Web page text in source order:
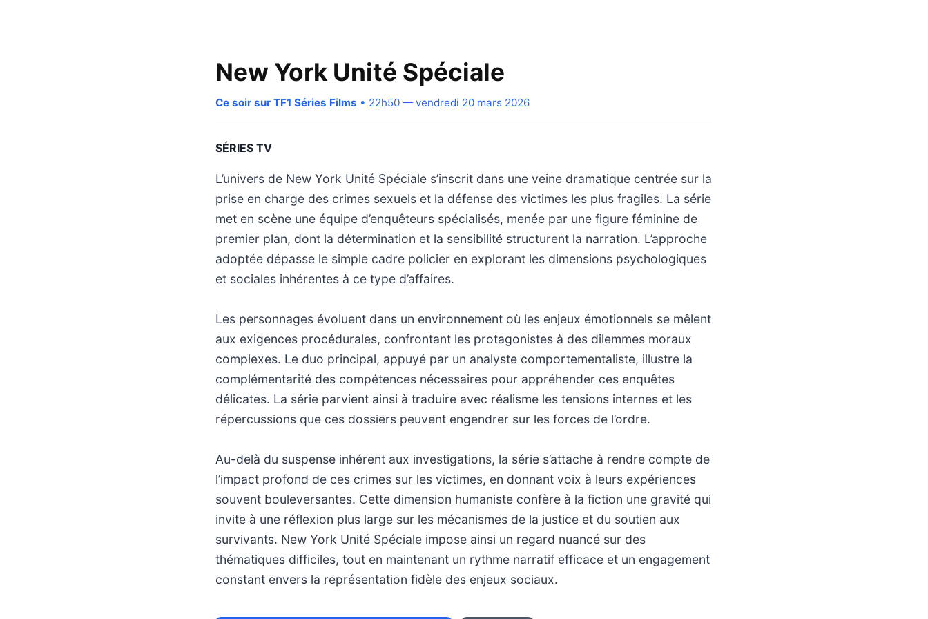
New York Unité Spéciale
Ce soir sur TF1 Séries Films • 22h50 — vendredi 20 mars 2026
SÉRIES TV
L’univers de New York Unité Spéciale s’inscrit dans une veine dramatique centrée sur la
prise en charge des crimes sexuels et la défense des victimes les plus fragiles. La série
met en scène une équipe d’enquêteurs spécialisés, menée par une figure féminine de
premier plan, dont la détermination et la sensibilité structurent la narration. L’approche
adoptée dépasse le simple cadre policier en explorant les dimensions psychologiques
et sociales inhérentes à ce type d’affaires.
Les personnages évoluent dans un environnement où les enjeux émotionnels se mêlent
aux exigences procédurales, confrontant les protagonistes à des dilemmes moraux
complexes. Le duo principal, appuyé par un analyste comportementaliste, illustre la
complémentarité des compétences nécessaires pour appréhender ces enquêtes
délicates. La série parvient ainsi à traduire avec réalisme les tensions internes et les
répercussions que ces dossiers peuvent engendrer sur les forces de l’ordre.
Au-delà du suspense inhérent aux investigations, la série s’attache à rendre compte de
l’impact profond de ces crimes sur les victimes, en donnant voix à leurs expériences
souvent bouleversantes. Cette dimension humaniste confère à la fiction une gravité qui
invite à une réflexion plus large sur les mécanismes de la justice et du soutien aux
survivants. New York Unité Spéciale impose ainsi un regard nuancé sur des
thématiques difficiles, tout en maintenant un rythme narratif efficace et un engagement
constant envers la représentation fidèle des enjeux sociaux.